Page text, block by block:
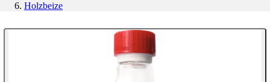
Holzbeize